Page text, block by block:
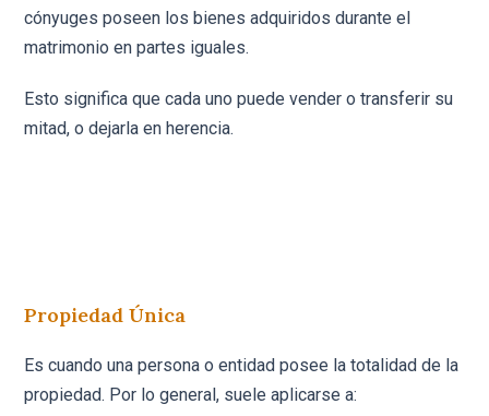
cónyuges poseen los bienes adquiridos durante el
matrimonio en partes iguales.
Esto significa que cada uno puede vender o transferir su
mitad, o dejarla en herencia.
Propiedad Única
Es cuando una persona o entidad posee la totalidad de la
propiedad. Por lo general, suele aplicarse a: